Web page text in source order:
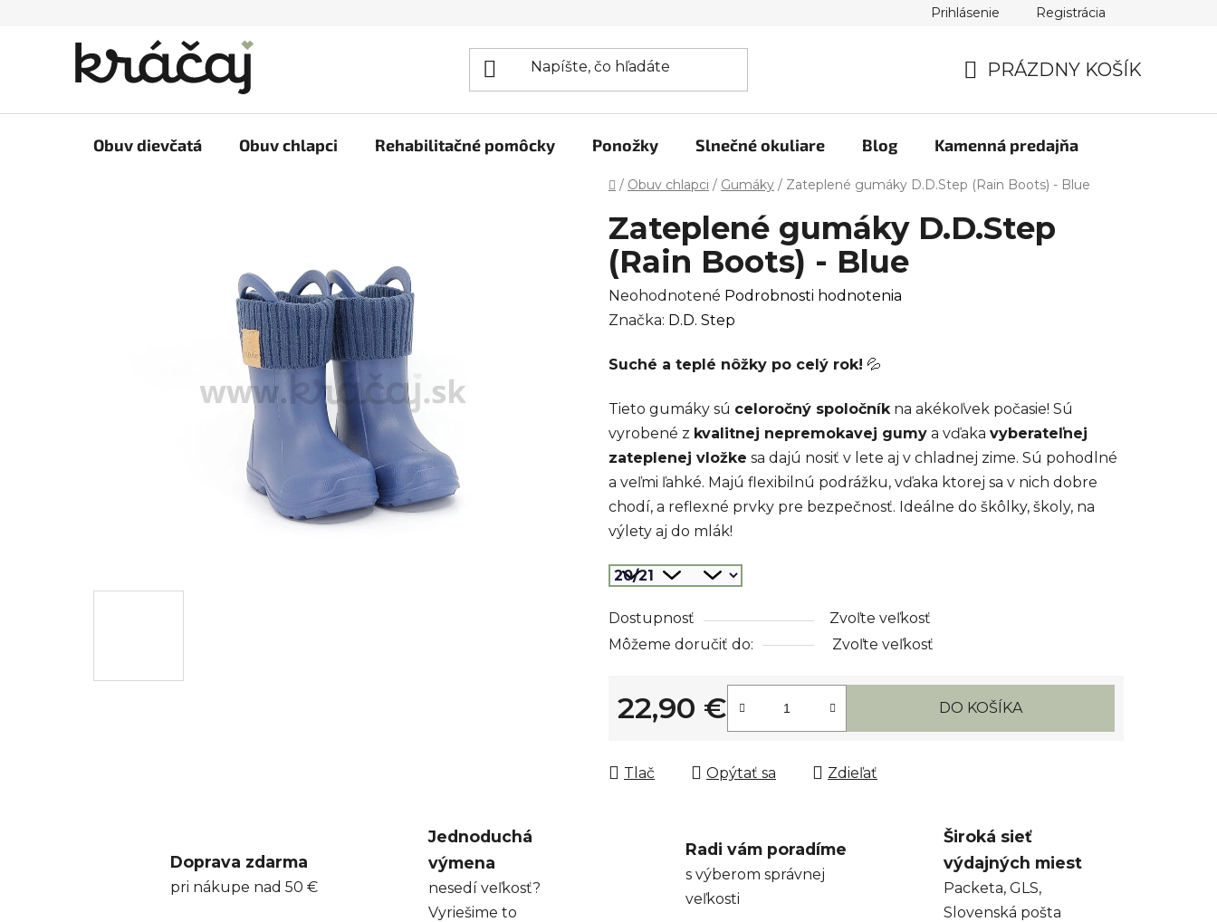
Prihlásenie Registrácia
KOŠÍK
PRÁZDNY KOŠÍK
Obuv dievčatá Obuv chlapci Rehabilitačné pomôcky Ponožky Slnečné okuliare Blog Kamenná predajňa
Domov
/ Obuv chlapci / Gumáky / Zateplené gumáky D.D.Step (Rain Boots) - Blue
Zateplené gumáky D.D.Step
(Rain Boots) - Blue
Priemerné
hodnotenie
je
z
5
hviezdičiek.
Neohodnotené Podrobnosti hodnotenia
Značka: D.D. Step
Suché a teplé nôžky po celý rok! 💦
Tieto gumáky sú celoročný spoločníkna akékoľvek počasie! Sú
vyrobené z kvalitnej nepremokavej gumy a vďaka vyberateľnej
zateplenej vložke sa dajú nosiť v lete aj v chladnej zime. Sú pohodlné
a veľmi ľahké. Majú flexibilnú podrážku, vďaka ktorej sa v nich dobre
chodí, a reflexné prvky pre bezpečnosť. Ideálne do škôlky, školy, na
výlety aj do mlák!
Dostupnosť
Zvoľte veľkosť
Môžeme doručiť do:
Zvoľte veľkosť
22,90 €
Jednotková cena:
DO KOŠÍKA
Tlač Opýtať sa Zdieľať
Doprava zdarma
pri nákupe nad 50 €
Jednoduchá
výmena
nesedí veľkosť?
Vyriešime to
Radi vám poradíme
s výberom správnej
veľkosti
Široká sieť
výdajných miest
Packeta, GLS,
Slovenská pošta